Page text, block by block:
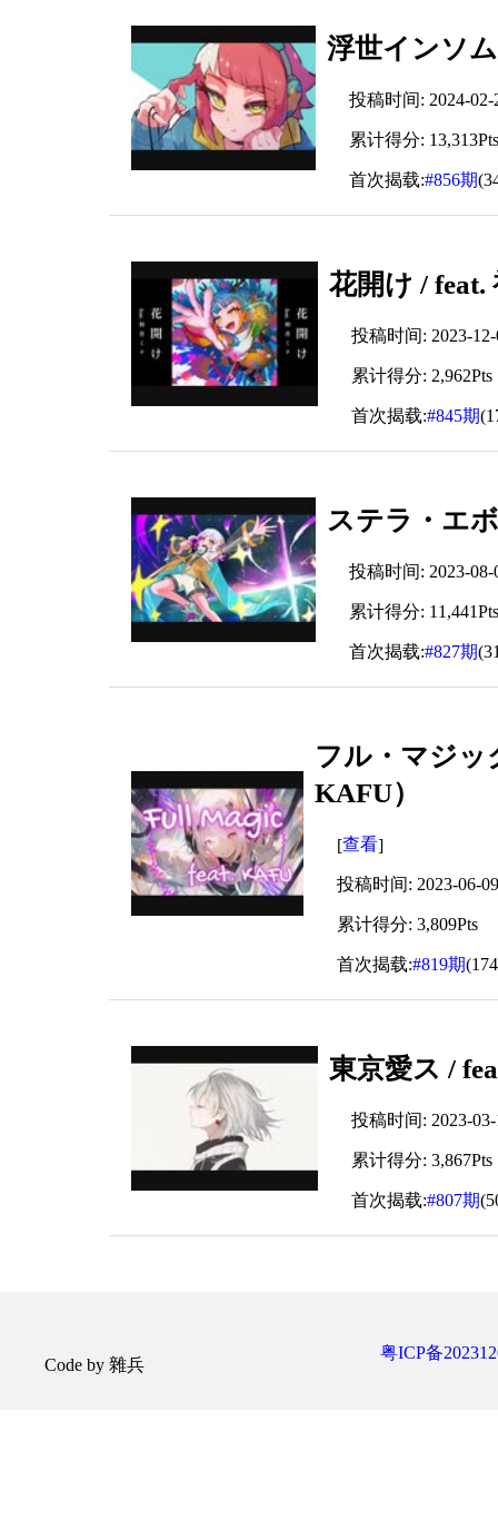
浮世インソ
投稿时间: 2024-02-
累计得分:
首次揭载:#856期
花開け / feat.
投稿时间: 2023-12-
累计得分: 2,962Pts
首次揭载:#845期
ステラ・エ
投稿时间: 2023-08-
累计得分:
首次揭载:#827期
フル・マジッ
KAFU）
[查看]
投稿时间: 2023-06-
累计得分: 3,809Pts
首次揭载:#819期
東京愛ス /
投稿时间: 2023-03-
累计得分: 3,867Pts
首次揭载:#807期
Code by 雜兵
粤ICP备